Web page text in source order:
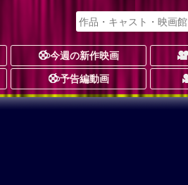
今週の新作映画
予告編動画